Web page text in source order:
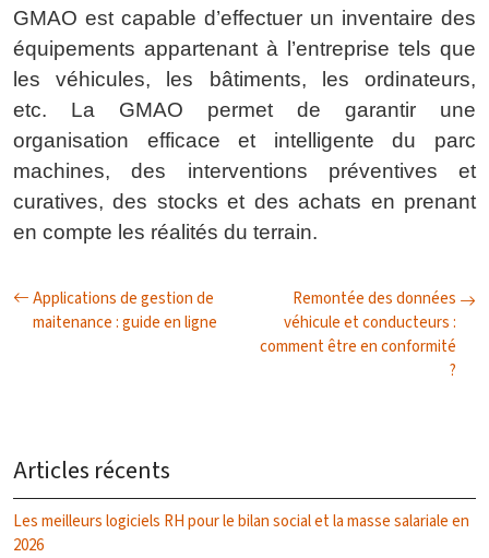
GMAO est capable d’effectuer un inventaire des
équipements appartenant à l’entreprise tels que
les véhicules, les bâtiments, les ordinateurs,
etc. La GMAO permet de garantir une
organisation efficace et intelligente du parc
machines, des interventions préventives et
curatives, des stocks et des achats en prenant
en compte les réalités du terrain.
Applications de gestion de
maitenance : guide en ligne
Remontée des données
véhicule et conducteurs :
comment être en conformité
?
Articles récents
Les meilleurs logiciels RH pour le bilan social et la masse salariale en
2026